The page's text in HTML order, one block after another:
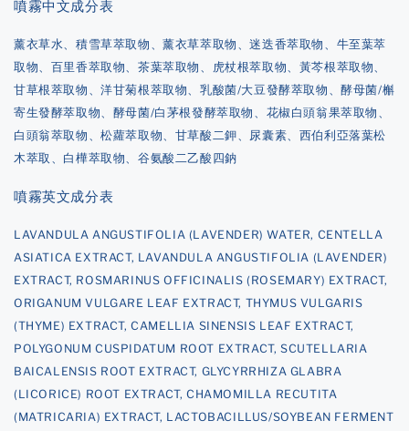
噴霧中文成分表
薰衣草水、積雪草萃取物、薰衣草萃取物、迷迭香萃取物、牛至葉萃
取物、百里香萃取物、茶葉萃取物、虎杖根萃取物、黃芩根萃取物、
甘草根萃取物、洋甘菊根萃取物、乳酸菌/大豆發酵萃取物、酵母菌/槲
寄生發酵萃取物、酵母菌/白茅根發酵萃取物、花椒白頭翁果萃取物、
白頭翁萃取物、松蘿萃取物、甘草酸二鉀、尿囊素、西伯利亞落葉松
木萃取、白樺萃取物、谷氨酸二乙酸四鈉
噴霧英文成分表
LAVANDULA ANGUSTIFOLIA (LAVENDER) WATER, CENTELLA
ASIATICA EXTRACT, LAVANDULA ANGUSTIFOLIA (LAVENDER)
EXTRACT, ROSMARINUS OFFICINALIS (ROSEMARY) EXTRACT,
ORIGANUM VULGARE LEAF EXTRACT, THYMUS VULGARIS
(THYME) EXTRACT, CAMELLIA SINENSIS LEAF EXTRACT,
POLYGONUM CUSPIDATUM ROOT EXTRACT, SCUTELLARIA
BAICALENSIS ROOT EXTRACT, GLYCYRRHIZA GLABRA
(LICORICE) ROOT EXTRACT, CHAMOMILLA RECUTITA
(MATRICARIA) EXTRACT, LACTOBACILLUS/SOYBEAN FERMENT